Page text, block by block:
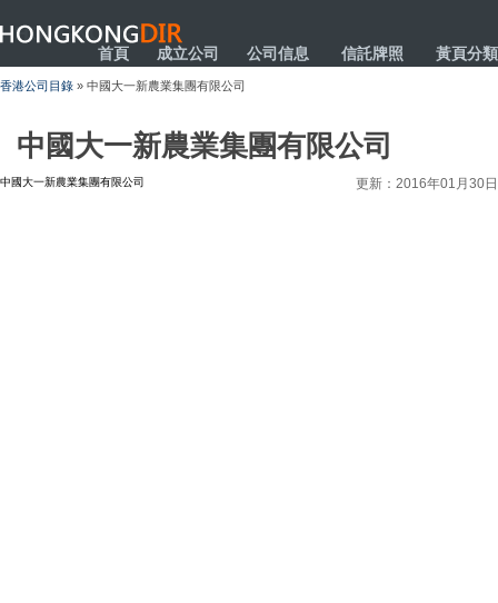
HONGKONGDIR
首頁 成立公司 公司信息 信託牌照 黃頁分類
香港公司目錄 » 中國大一新農業集團有限公司
中國大一新農業集團有限公司
中國大一新農業集團有限公司 更新：2016年01月30日